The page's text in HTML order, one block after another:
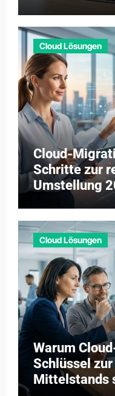
Cloud Lösungen
Cloud-
Schritte zur
Umstellung
Cloud Lösungen
Warum
Schlüssel
Mittelstands